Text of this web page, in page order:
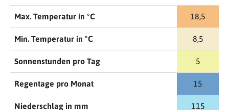
Max. Temperatur in °C 18,5
Min. Temperatur in °C 8,5
Sonnenstunden pro Tag 5
Regentage pro Monat 15
Niederschlag in mm 115